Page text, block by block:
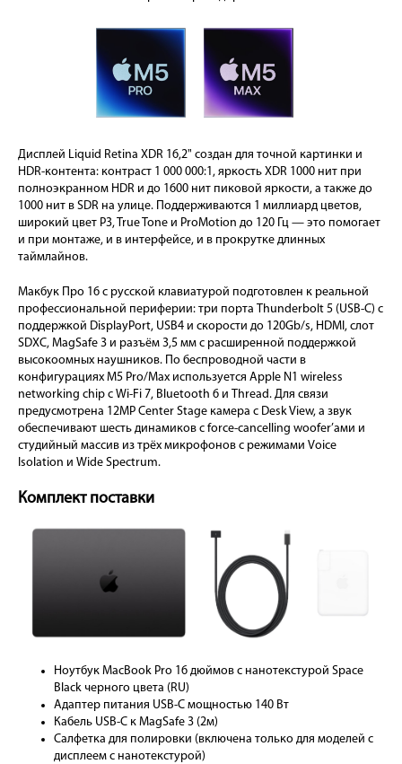
Дисплей Liquid Retina XDR 16,2" создан для точной картинки и
HDR-контента: контраст 1 000 000:1, яркость XDR 1000 нит при
полноэкранном HDR и до 1600 нит пиковой яркости, а также до
1000 нит в SDR на улице. Поддерживаются 1 миллиард цветов,
широкий цвет P3, True Tone и ProMotion до 120 Гц — это помогает
и при монтаже, и в интерфейсе, и в прокрутке длинных
таймлайнов.
Макбук Про 16 с русской клавиатурой подготовлен к реальной
профессиональной периферии: три порта Thunderbolt 5 (USB-C) с
поддержкой DisplayPort, USB4 и скорости до 120Gb/s, HDMI, слот
SDXC, MagSafe 3 и разъём 3,5 мм с расширенной поддержкой
высокоомных наушников. По беспроводной части в
конфигурациях M5 Pro/Max используется Apple N1 wireless
networking chip с Wi-Fi 7, Bluetooth 6 и Thread. Для связи
предусмотрена 12MP Center Stage камера с Desk View, а звук
обеспечивают шесть динамиков с force-cancelling woofer’ами и
студийный массив из трёх микрофонов с режимами Voice
Isolation и Wide Spectrum.
Комплект поставки
Ноутбук MacBook Pro 16 дюймов с нанотекстурой Space
Black черного цвета (RU)
Адаптер питания USB-C мощностью 140 Вт
Кабель USB-C к MagSafe 3 (2м)
Салфетка для полировки (включена только для моделей с
дисплеем с нанотекстурой)